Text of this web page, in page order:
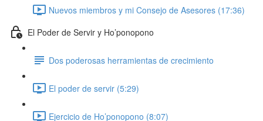
Nuevos miembros y mi Consejo de Asesores (17:36)
El Poder de Servir y Ho’ponopono
Dos poderosas herramientas de crecimiento
El poder de servir (5:29)
Ejercicio de Ho’ponopono (8:07)